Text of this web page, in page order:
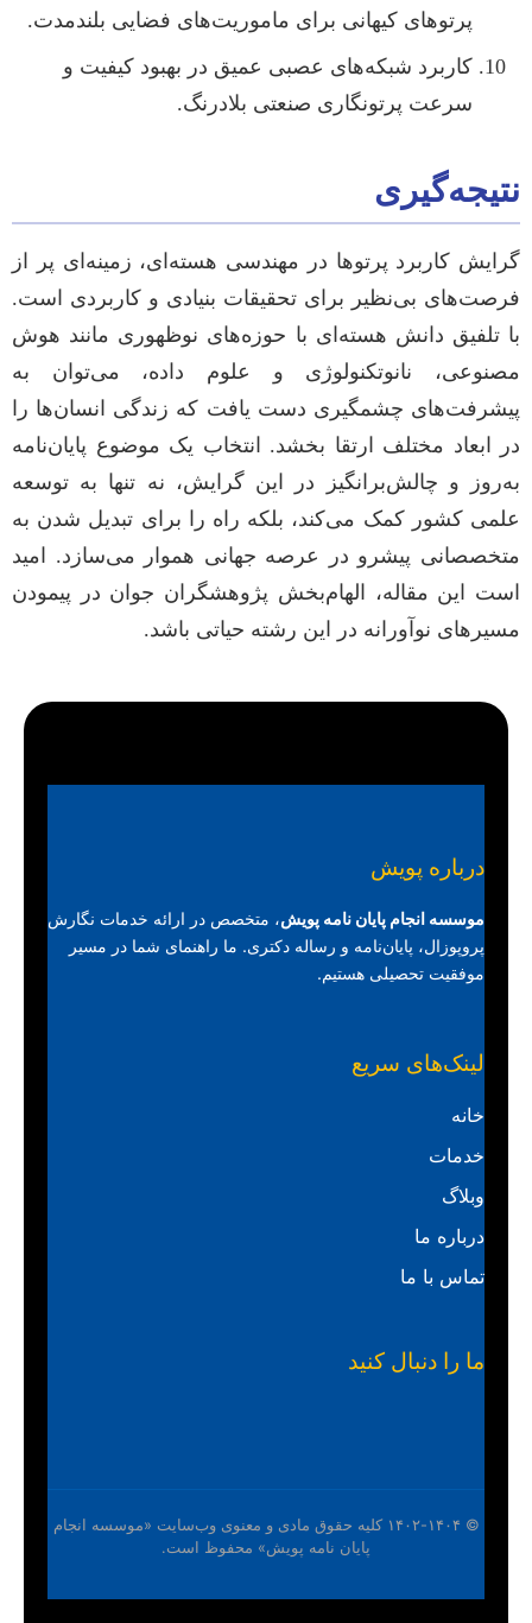
پرتوهای کیهانی برای ماموریت‌های فضایی بلندمدت.
کاربرد شبکه‌های عصبی عمیق در بهبود کیفیت و
سرعت پرتونگاری صنعتی بلادرنگ.
نتیجه‌گیری
گرایش کاربرد پرتوها در مهندسی هسته‌ای، زمینه‌ای پر از
فرصت‌های بی‌نظیر برای تحقیقات بنیادی و کاربردی است.
با تلفیق دانش هسته‌ای با حوزه‌های نوظهوری مانند هوش
مصنوعی، نانوتکنولوژی و علوم داده، می‌توان به
پیشرفت‌های چشمگیری دست یافت که زندگی انسان‌ها را
در ابعاد مختلف ارتقا بخشد. انتخاب یک موضوع پایان‌نامه
به‌روز و چالش‌برانگیز در این گرایش، نه تنها به توسعه
علمی کشور کمک می‌کند، بلکه راه را برای تبدیل شدن به
متخصصانی پیشرو در عرصه جهانی هموار می‌سازد. امید
است این مقاله، الهام‌بخش پژوهشگران جوان در پیمودن
مسیرهای نوآورانه در این رشته حیاتی باشد.
درباره پویش
موسسه انجام پایان نامه پویش، متخصص در ارائه خدمات نگارش
پروپوزال، پایان‌نامه و رساله دکتری. ما راهنمای شما در مسیر
موفقیت تحصیلی هستیم.
لینک‌های سریع
خانه
خدمات
وبلاگ
درباره ما
تماس با ما
ما را دنبال کنید
© ۱۴۰۲-۱۴۰۴ کلیه حقوق مادی و معنوی وب‌سایت «موسسه انجام
پایان نامه پویش» محفوظ است.